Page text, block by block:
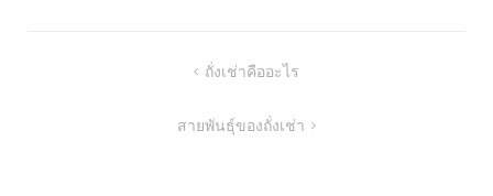
ถั่งเช่าคืออะไร
สายพันธุ์ของถั่งเช่า